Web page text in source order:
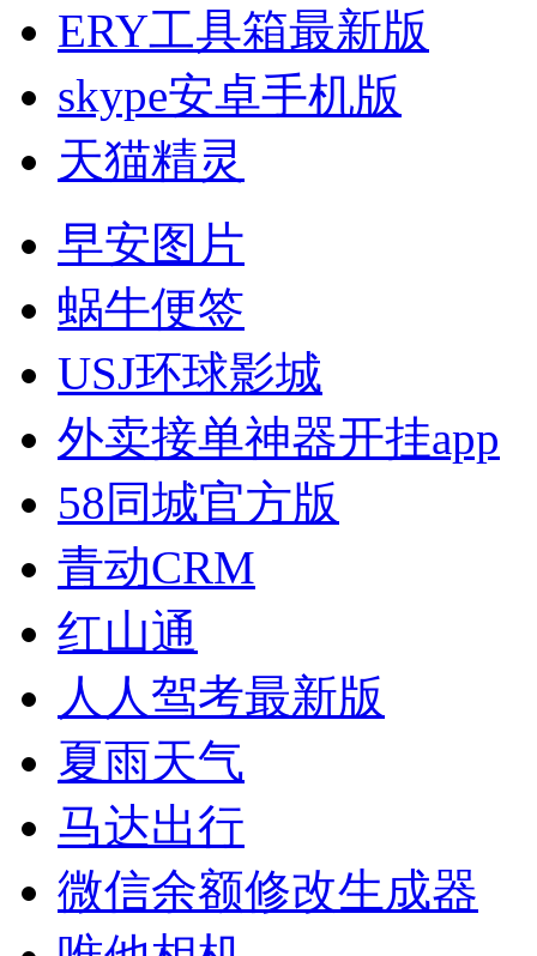
ERY工具箱最新版
skype安卓手机版
天猫精灵
早安图片
蜗牛便签
USJ环球影城
外卖接单神器开挂app
58同城官方版
青动CRM
红山通
人人驾考最新版
夏雨天气
马达出行
微信余额修改生成器